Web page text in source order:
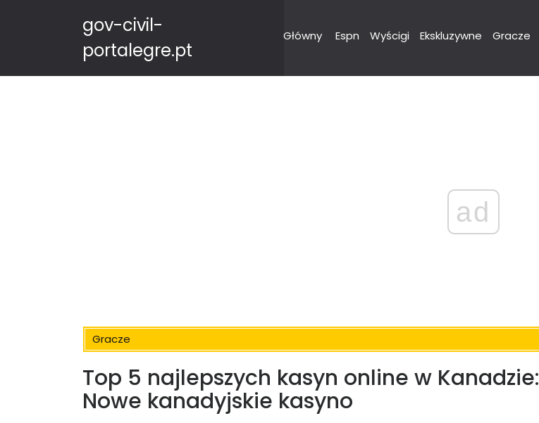
gov-civil-
portalegre.pt
Główny Espn Wyścigi Ekskluzywne Gracze
ad
Gracze
Top 5 najlepszych kasyn online w Kanadzie:
Nowe kanadyjskie kasyno